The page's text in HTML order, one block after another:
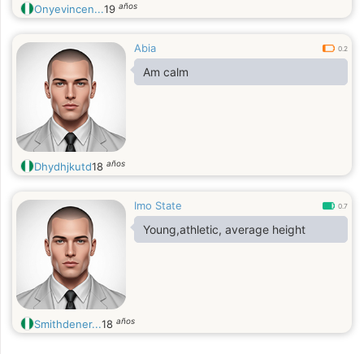
Onyevincen...19 años
Abia 0.2
Am calm
Dhydhjkutd18 años
Imo State 0.7
Young,athletic, average height
Smithdener...18 años